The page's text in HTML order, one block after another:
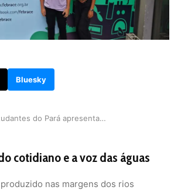
Bluesky
Estudantes do Pará apresentam elevador sustentá…
cotidiano e a voz das águas
nas margens dos rios